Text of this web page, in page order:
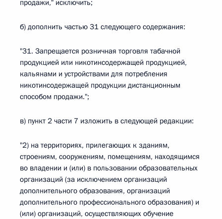
продажи," исключить;
б) дополнить частью 31 следующего содержания:
"31. Запрещается розничная торговля табачной
продукцией или никотинсодержащей продукцией,
кальянами и устройствами для потребления
никотинсодержащей продукции дистанционным
способом продажи.";
в) пункт 2 части 7 изложить в следующей редакции:
"2) на территориях, прилегающих к зданиям,
строениям, сооружениям, помещениям, находящимся
во владении и (или) в пользовании образовательных
организаций (за исключением организаций
дополнительного образования, организаций
дополнительного профессионального образования) и
(или) организаций, осуществляющих обучение